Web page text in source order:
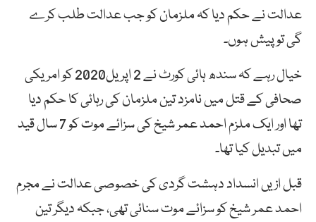
عدالت نے حکم دیا کہ ملزمان کو جب عدالت طلب کرے
گی تو پیش ہوں۔
خیال رہے کہ سندھ ہائی کورٹ نے 2 اپریل2020 کو امریکی
صحافی کے قتل میں نامزد تین ملزمان کی رہائی کا حکم دیا
تھا اور ایک ملزم احمد عمر شیخ کی سزائے موت کو 7 سال قید
میں تبدیل کیا تھا۔
قبل ازیں انسداد دہشت گردی کی خصوصی عدالت نے مجرم
احمد عمر شیخ کو سزائے موت سنائی تھی، جبکہ دیگر تین